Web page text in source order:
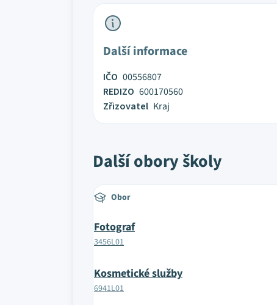
Další informace
IČO 00556807
REDIZO 600170560
Zřizovatel Kraj
Další obory školy
Obor
Fotograf
3456L01
Kosmetické služby
6941L01